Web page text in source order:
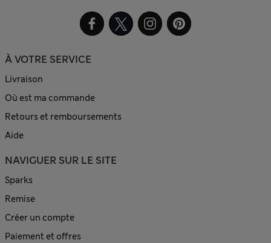
À VOTRE SERVICE
Livraison
Où est ma commande
Retours et remboursements
Aide
NAVIGUER SUR LE SITE
Sparks
Remise
Créer un compte
Paiement et offres